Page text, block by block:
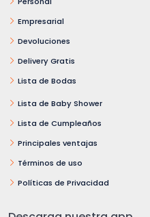
Empresarial
Devoluciones
Delivery Gratis
Lista de Bodas
Lista de Baby Shower
Lista de Cumpleaños
Principales ventajas
Términos de uso
Políticas de Privacidad